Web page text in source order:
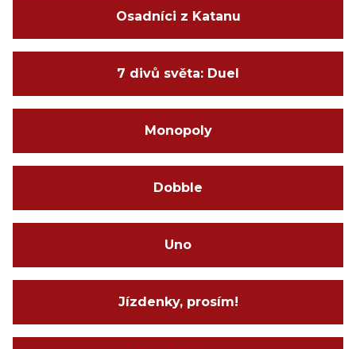
Osadníci z Katanu
7 divů světa: Duel
Monopoly
Dobble
Uno
Jízdenky, prosím!